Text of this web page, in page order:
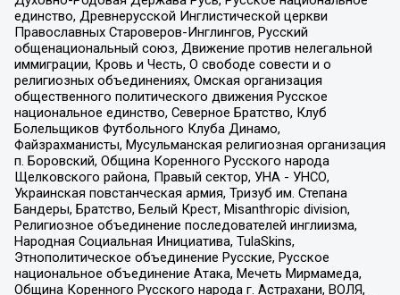
единство, Древнерусской Инглистической церкви
Православных Староверов-Инглингов, Русский
общенациональный союз, Движение против нелегальной
иммиграции, Кровь и Честь, О свободе совести и о
религиозных объединениях, Омская организация
общественного политического движения Русское
национальное единство, Северное Братство, Клуб
Болельщиков Футбольного Клуба Динамо,
Файзрахманисты, Мусульманская религиозная организация
п. Боровский, Община Коренного Русского народа
Щелковского района, Правый сектор, УНА - УНСО,
Украинская повстанческая армия, Тризуб им. Степана
Бандеры, Братство, Белый Крест, Misanthropic division,
Религиозное объединение последователей инглиизма,
Народная Социальная Инициатива, TulaSkins,
Этнополитическое объединение Русские, Русское
национальное объединение Атака, Мечеть Мирмамеда,
Община Коренного Русского народа г. Астрахани, ВОЛЯ,